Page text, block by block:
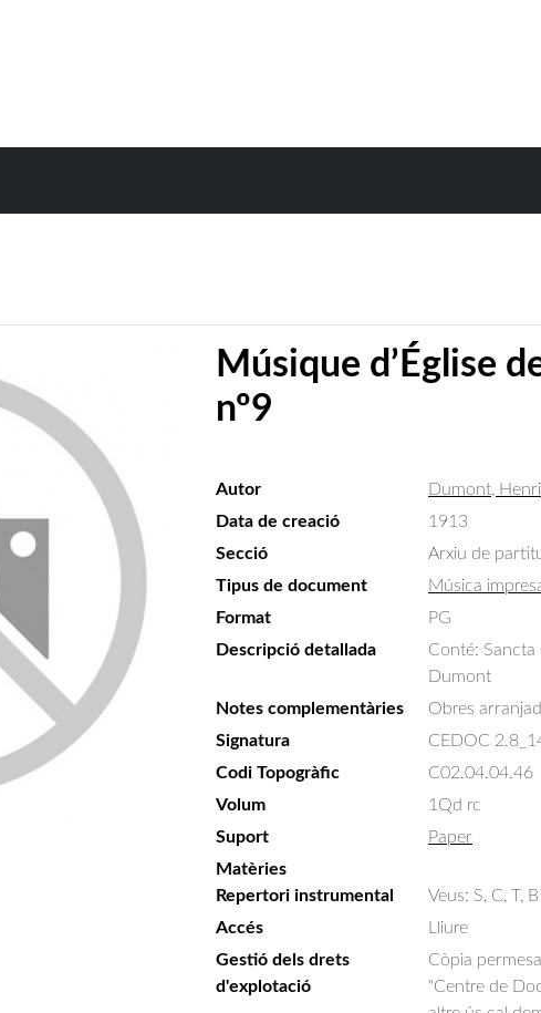
Músique d’Église
nº9
Autor
Dumont, Henri
Data de creació
1913
Secció
Arxiu de
Tipus de document
Música
Format
PG
Descripció detallada
Conté:
Dumont
Notes complementàries
Obres
Signatura
CEDOC
Codi Topogràfic
C02.04.04.46
Volum
1Qd rc
Suport
Paper
Matèries
Repertori instrumental
Veus: S, C, T,
Accés
Lliure
Gestió dels drets
d'explotació
Còpia
"Centre de